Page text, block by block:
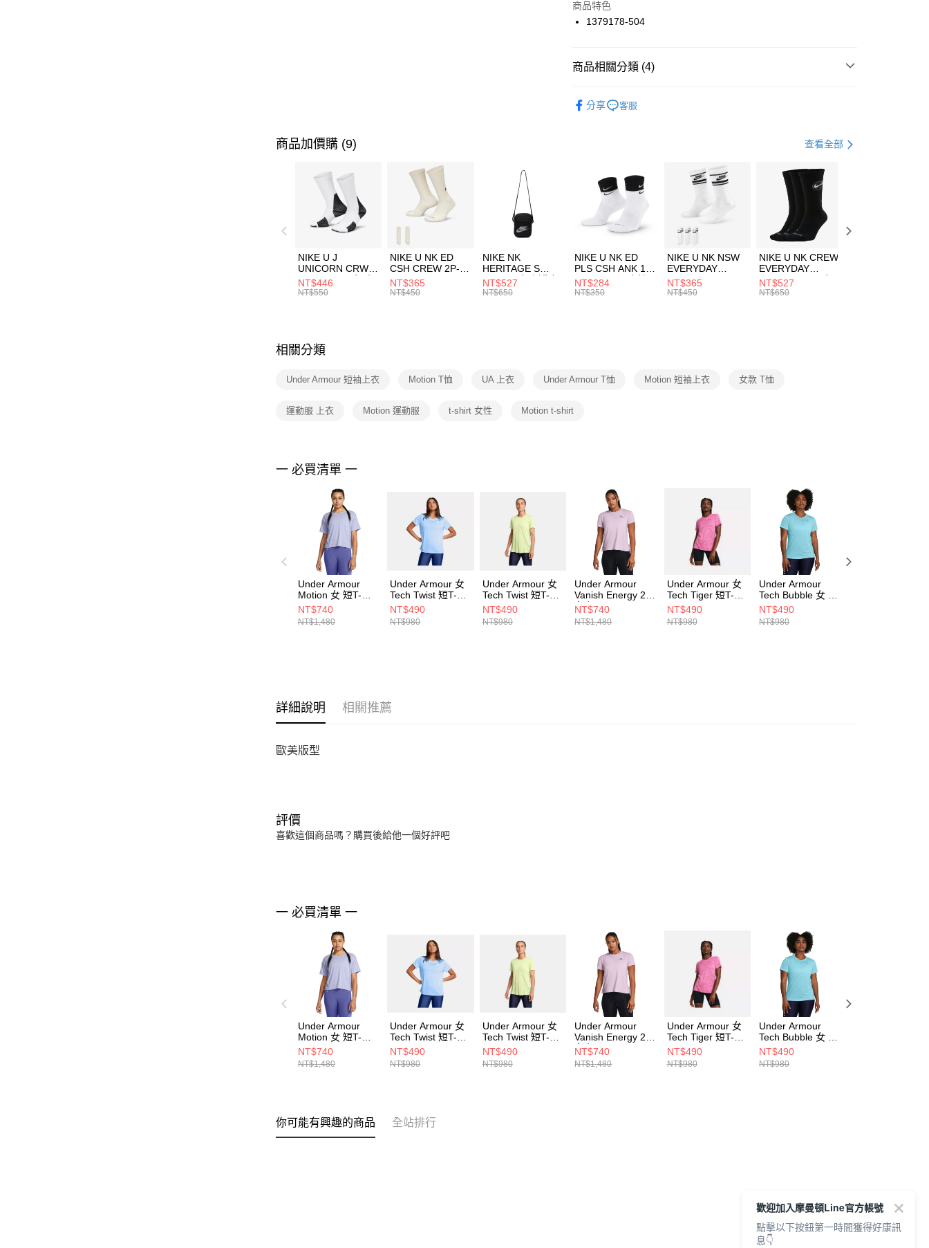
上海商業儲蓄銀行
國泰世華商業銀行
聯邦商業銀行
台新國際商業銀行
Apple Pay
【關於「AFTEE先享後付」】
３．安心：先確認商品／服務後，再付款。
【「AFTEE先享後付」結帳流程】
１．於結帳方式選擇「AFTEE先享後付」後，將跳轉至「AFTEE先享後
付」結帳頁面，進行簡訊認證並確認金額後，即可完成結帳。
２．訂單成立數日內，您將收到繳費通知簡訊。
３．收到繳費通知簡訊後14天內，點擊此簡訊中的連結，可透過四大超商
／ATM／網路銀行／等多元方式進行付款，方視為交易完成。
※ 請注意：結帳手續完成當下不需立刻繳費，但若您需要取消訂單，請聯
絡購買商品的店家。未經商家同意取消之訂單仍視為有效，需透過AFTEE
先享後付繳納相關費用。
交易，需依本服務之必要範圍內提供個人資料，並將交易相關給付款項請
結果請求用戶進行身份認證。
５．嚴禁一人註冊多個帳號或使用他人資訊註冊。若發現惡意使用之情
形，恩沛科技股份有限公司將有權停止該用戶之使用額度並採取法律行
每筆NT$100，滿NT$1,500(含以上)免運費
每筆NT$100，滿NT$1,500(含以上)免運費
付款後門市自取
每筆NT$100，滿NT$1,500(含以上)免運費
商品特色
1379178-504
商品相關分類 (4)
分享 客服
商品加價購 (9) 查看全部
NIKE U J
UNICORN CRW
1PR -160 男女 中
統襪 FZ3393100
NT$446
NT$550
NIKE U NK ED
CSH CREW 2P-
144 EMBRDY 男
女 短統襪
NT$365
NT$450
NIKE NK
HERITAGE S
SMIT 男女 側背包
BA5871010
NT$527
NT$650
NIKE U NK ED
PLS CSH ANK 1P
144 DBL 男 中統
襪 DH4058104
NT$284
NT$350
NIKE U NK NSW
EVERYDAY
ESSENTIAL CR
男女 短統襪
NT$365
NT$450
NIKE U NK CREW
EVERYDAY
BBALL 3PR 男女
長統襪
NT$527
NT$650
相關分類
Under Armour 短袖上衣 Motion T恤 UA 上衣 Under Armour T恤 Motion 短袖上衣 女款 T恤
運動服 上衣 Motion 運動服 t-shirt 女性 Motion t-shirt
一 必買清單 一
Under Armour
Motion 女 短T-
Shirt 1379178-
539
NT$740
NT$1,480
Under Armour 女
Tech Twist 短T-
Shirt 1384230-
465
NT$490
NT$980
Under Armour 女
Tech Twist 短T-
Shirt 1384230-
383
NT$490
NT$980
Under Armour
Vanish Energy 2.0
女 短T-Shirt
1379141-543
NT$740
NT$1,480
Under Armour 女
Tech Tiger 短T-
Shirt 1384222-
686
NT$490
NT$980
Under Armour
Tech Bubble 女 短
T-Shirt 1384232-
914
NT$490
NT$980
詳細說明 相關推薦
歐美版型
評價
喜歡這個商品嗎？購買後給他一個好評吧
一 必買清單 一
Under Armour
Motion 女 短T-
Shirt 1379178-
539
NT$740
NT$1,480
Under Armour 女
Tech Twist 短T-
Shirt 1384230-
465
NT$490
NT$980
Under Armour 女
Tech Twist 短T-
Shirt 1384230-
383
NT$490
NT$980
Under Armour
Vanish Energy 2.0
女 短T-Shirt
1379141-543
NT$740
NT$1,480
Under Armour 女
Tech Tiger 短T-
Shirt 1384222-
686
NT$490
NT$980
Under Armour
Tech Bubble 女 短
T-Shirt 1384232-
914
NT$490
NT$980
你可能有興趣的商品 全站排行
歡迎加入摩曼頓Line官方帳號
點擊以下按鈕第一時間獲得好康訊
息👇